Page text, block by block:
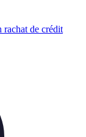
rachat de crédit